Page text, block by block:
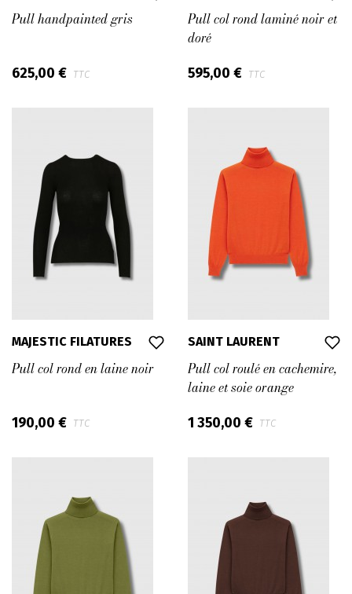
Pull handpainted gris
625,00 € TTC
Pull col rond laminé noir et
doré
595,00 € TTC
MAJESTIC FILATURES
Pull col rond en laine noir
190,00 € TTC
SAINT LAURENT
Pull col roulé en cachemire,
laine et soie orange
1 350,00 € TTC